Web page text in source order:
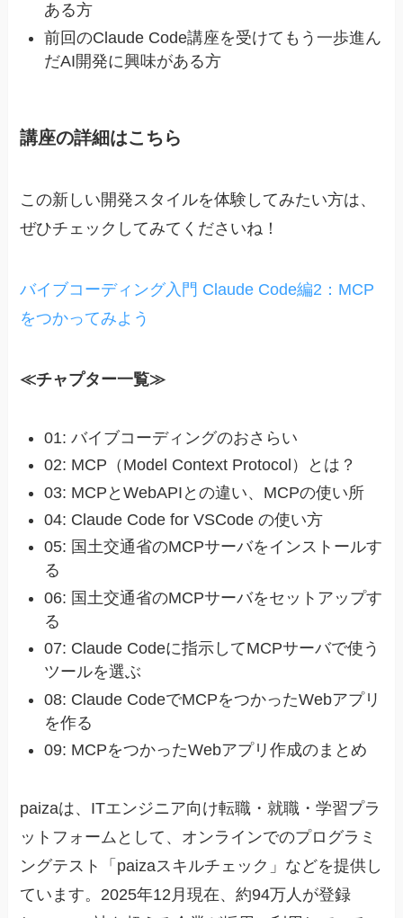
ある方
前回のClaude Code講座を受けてもう一歩進ん
だAI開発に興味がある方
講座の詳細はこちら
この新しい開発スタイルを体験してみたい方は、
ぜひチェックしてみてくださいね！
バイブコーディング入門 Claude Code編2：MCP
をつかってみよう
≪チャプター一覧≫
01: バイブコーディングのおさらい
02: MCP（Model Context Protocol）とは？
03: MCPとWebAPIとの違い、MCPの使い所
04: Claude Code for VSCode の使い方
05: 国土交通省のMCPサーバをインストールす
る
06: 国土交通省のMCPサーバをセットアップす
る
07: Claude Codeに指示してMCPサーバで使う
ツールを選ぶ
08: Claude CodeでMCPをつかったWebアプリ
を作る
09: MCPをつかったWebアプリ作成のまとめ
paizaは、ITエンジニア向け転職・就職・学習プラ
ットフォームとして、オンラインでのプログラミ
ングテスト「paizaスキルチェック」などを提供し
ています。2025年12月現在、約94万人が登録